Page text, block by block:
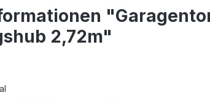
2,72m"